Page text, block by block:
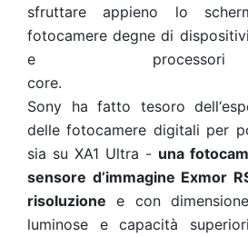
sfruttare appieno lo
fotocamere degne di
e
core.
Sony ha fatto tesoro
delle fotocamere digitali per
sia su XA1 Ultra - una
sensore d’immagine Exmor
risoluzione e con
luminose e capacità